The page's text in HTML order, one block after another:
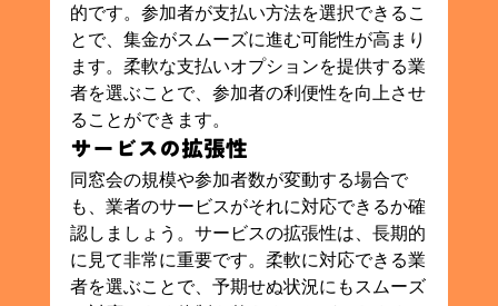
的です。参加者が支払い方法を選択できるこ
とで、集金がスムーズに進む可能性が高まり
ます。柔軟な支払いオプションを提供する業
者を選ぶことで、参加者の利便性を向上させ
ることができます。
サービスの拡張性
同窓会の規模や参加者数が変動する場合で
も、業者のサービスがそれに対応できるか確
認しましょう。サービスの拡張性は、長期的
に見て非常に重要です。柔軟に対応できる業
者を選ぶことで、予期せぬ状況にもスムーズ